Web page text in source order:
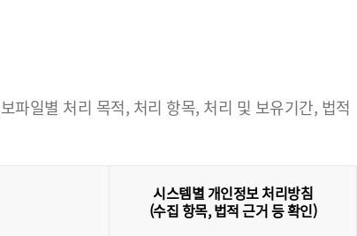
파일별 처리 목적, 처리 항목, 처리 및 보유기간, 법적
시스템별 개인정보 처리방침
(수집 항목, 법적 근거 등 확인)